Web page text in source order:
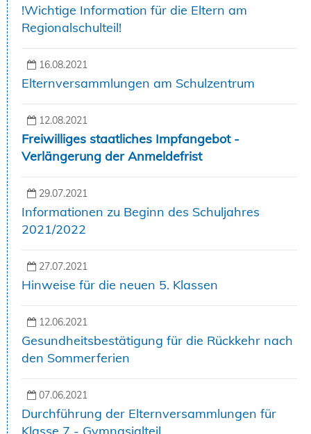
!Wichtige Information für die Eltern am
Regionalschulteil!
16.08.2021
Elternversammlungen am Schulzentrum
12.08.2021
Freiwilliges staatliches Impfangebot -
Verlängerung der Anmeldefrist
29.07.2021
Informationen zu Beginn des Schuljahres
2021/2022
27.07.2021
Hinweise für die neuen 5. Klassen
12.06.2021
Gesundheitsbestätigung für die Rückkehr nach
den Sommerferien
07.06.2021
Durchführung der Elternversammlungen für